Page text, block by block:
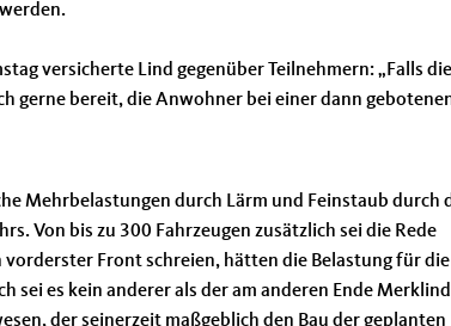
versicherte Lind gegenüber Teilnehmern: „Falls die
gerne bereit, die Anwohner bei einer dann
Mehrbelastungen durch Lärm und Feinstaub durch
Von bis zu 300 Fahrzeugen zusätzlich sei die Rede
vorderster Front schreien, hätten die Belastung für
sei es kein anderer als der am anderen Ende
der seinerzeit maßgeblich den Bau der geplanten